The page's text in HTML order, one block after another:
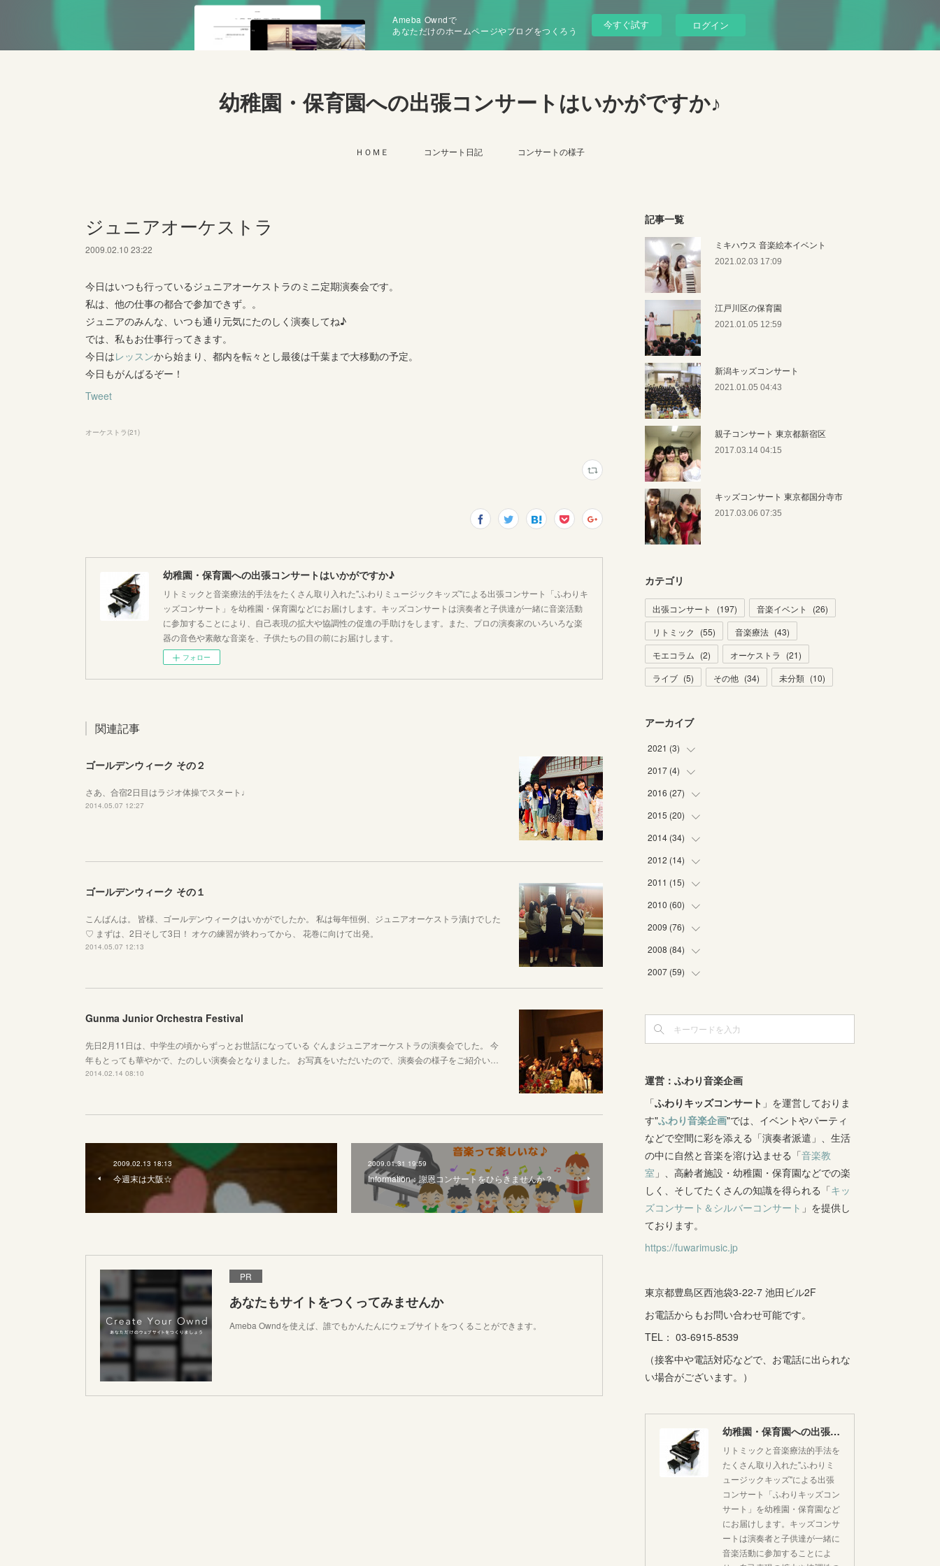
Ameba Owndで
あなただけのホームページやブログをつくろう
今すぐ試す ログイン
幼稚園・保育園への出張コンサートはいかがですか♪
ＨＯＭＥ コンサート日記 コンサートの様子
ジュニアオーケストラ
2009.02.10 23:22
今日はいつも行っているジュニアオーケストラのミニ定期演奏会です。
私は、他の仕事の都合で参加できず。。
ジュニアのみんな、いつも通り元気にたのしく演奏してね♪
では、私もお仕事行ってきます。
今日はレッスンから始まり、都内を転々とし最後は千葉まで大移動の予定。
今日もがんばるぞー！
Tweet
オーケストラ (21)
幼稚園・保育園への出張コンサートはいかがですか♪
リトミックと音楽療法的手法をたくさん取り入れた"ふわりミュージックキッズ"による出張コンサート「ふわりキ
ッズコンサート」を幼稚園・保育園などにお届けします。キッズコンサートは演奏者と子供達が一緒に音楽活動
に参加することにより、自己表現の拡大や協調性の促進の手助けをします。また、プロの演奏家のいろいろな楽
器の音色や素敵な音楽を、子供たちの目の前にお届けします。
フォロー
関連記事
ゴールデンウィーク その２
さあ、合宿2日目はラジオ体操でスタート♩
2014.05.07 12:27
ゴールデンウィーク その１
こんばんは。 皆様、ゴールデンウィークはいかがでしたか。 私は毎年恒例、ジュニアオーケストラ漬けでした
♡ まずは、2日そして3日！ オケの練習が終わってから、 花巻に向けて出発。
2014.05.07 12:13
Gunma Junior Orchestra Festival
先日2月11日は、中学生の頃からずっとお世話になっている ぐんまジュニアオーケストラの演奏会でした。 今
年もとっても華やかで、たのしい演奏会となりました。 お写真をいただいたので、演奏会の様子をご紹介い…
2014.02.14 08:10
2009.02.13 18:13
今週末は大阪☆
2009.01.31 19:59
Information：謝恩コンサートをひらきませんか？
PR
あなたもサイトをつくってみませんか
Ameba Owndを使えば、誰でもかんたんにウェブサイトをつくることができます。
記事一覧
ミキハウス 音楽絵本イベント
2021.02.03 17:09
江戸川区の保育園
2021.01.05 12:59
新潟キッズコンサート
2021.01.05 04:43
親子コンサート 東京都新宿区
2017.03.14 04:15
キッズコンサート 東京都国分寺市
2017.03.06 07:35
カテゴリ
出張コンサート (197) 音楽イベント (26)
リトミック
(55) 音楽療法 (43)
モエコラム (2) オーケストラ (21)
ライブ (5) その他 (34) 未分類 (10)
アーカイブ
2021 (3)
(
)
(2
2017 (4)
(2
(2
2016 (27)
(6
(6
(2
(1
(2
(1
(4
(2
2015 (20)
(5
(2
(1
(1
(1
(2
(1
2014 (34)
(4
(6
(2
(1
(3
(3
(6)
( 1)
2012 (14)
(1
(2
(5
(6
2011 (15)
(3
(3
(1
(3
(2)
2010 (60)
(2
(2
(1
(8)
(
( 9)
(1 )
(6)
(5)
2009 (76)
(2
(9
(4)
(
(8)
(8 )
(3)
(7)
( )
(10
2008 (84)
(16
)
(12)
(
(5)
(8)
(6)
(4)
(5)
(2 )
(3)
2007 (59)
(3)
(
(4)
(5)
(7)
(9)
(14)
(3 )
運営：ふわり音楽企画
「ふわりキッズコンサート 」を運営しておりま
す"ふわり音楽企画"では、イベントやパーティ
などで空間に彩を添える「演奏者派遣」、生活
の中に自然と音楽を溶け込ませる「音楽教
室 」、高齢者施設・幼稚園・保育園などでの楽
しく、そしてたくさんの知識を得られる「キッ
ズコンサート＆シルバーコンサート 」を提供し
ております。
https://fuwarimusic.jp
東京都豊島区西池袋3-22-7 池田ビル2F
お電話からもお問い合わせ可能です。
TEL： 03-6915-8539
（接客中や電話対応などで、お電話に出られな
い場合がございます。）
幼稚園・保育園への出張コンサートはいかがですか♪
リトミックと音楽療法的手法を
たくさん取り入れた"ふわりミ
ュージックキッズ"による出張
コンサート「ふわりキッズコン
サート」を幼稚園・保育園など
にお届けします。キッズコンサ
ートは演奏者と子供達が一緒に
音楽活動に参加することによ